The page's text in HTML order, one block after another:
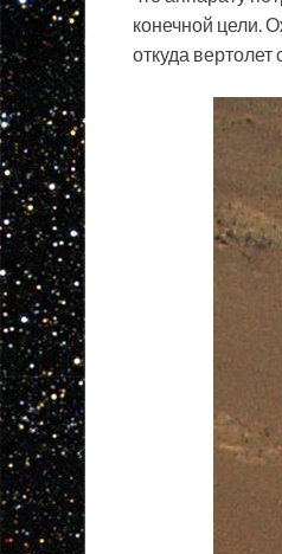
конечной цели.
откуда